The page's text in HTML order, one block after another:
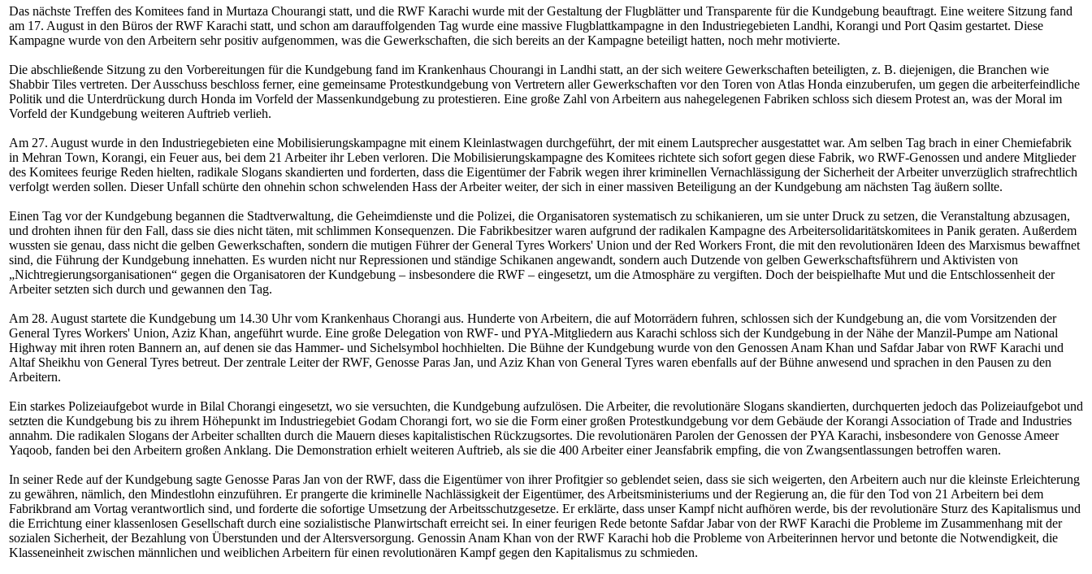
Das nächste Treffen des Komitees fand in Murtaza Chourangi statt, und die RWF Karachi wurde mit der Gestaltung der Flugblätter und Transparente für die Kundgebung beauftragt. Eine weitere Sitzung fand
am 17. August in den Büros der RWF Karachi statt, und schon am darauffolgenden Tag wurde eine massive Flugblattkampagne in den Industriegebieten Landhi, Korangi und Port Qasim gestartet. Diese
Kampagne wurde von den Arbeitern sehr positiv aufgenommen, was die Gewerkschaften, die sich bereits an der Kampagne beteiligt hatten, noch mehr motivierte.
Die abschließende Sitzung zu den Vorbereitungen für die Kundgebung fand im Krankenhaus Chourangi in Landhi statt, an der sich weitere Gewerkschaften beteiligten, z. B. diejenigen, die Branchen wie
Shabbir Tiles vertreten. Der Ausschuss beschloss ferner, eine gemeinsame Protestkundgebung von Vertretern aller Gewerkschaften vor den Toren von Atlas Honda einzuberufen, um gegen die arbeiterfeindliche
Politik und die Unterdrückung durch Honda im Vorfeld der Massenkundgebung zu protestieren. Eine große Zahl von Arbeitern aus nahegelegenen Fabriken schloss sich diesem Protest an, was der Moral im
Vorfeld der Kundgebung weiteren Auftrieb verlieh.
Am 27. August wurde in den Industriegebieten eine Mobilisierungskampagne mit einem Kleinlastwagen durchgeführt, der mit einem Lautsprecher ausgestattet war. Am selben Tag brach in einer Chemiefabrik
in Mehran Town, Korangi, ein Feuer aus, bei dem 21 Arbeiter ihr Leben verloren. Die Mobilisierungskampagne des Komitees richtete sich sofort gegen diese Fabrik, wo RWF-Genossen und andere Mitglieder
des Komitees feurige Reden hielten, radikale Slogans skandierten und forderten, dass die Eigentümer der Fabrik wegen ihrer kriminellen Vernachlässigung der Sicherheit der Arbeiter unverzüglich strafrechtlich
verfolgt werden sollen. Dieser Unfall schürte den ohnehin schon schwelenden Hass der Arbeiter weiter, der sich in einer massiven Beteiligung an der Kundgebung am nächsten Tag äußern sollte.
Einen Tag vor der Kundgebung begannen die Stadtverwaltung, die Geheimdienste und die Polizei, die Organisatoren systematisch zu schikanieren, um sie unter Druck zu setzen, die Veranstaltung abzusagen,
und drohten ihnen für den Fall, dass sie dies nicht täten, mit schlimmen Konsequenzen. Die Fabrikbesitzer waren aufgrund der radikalen Kampagne des Arbeitersolidaritätskomitees in Panik geraten. Außerdem
wussten sie genau, dass nicht die gelben Gewerkschaften, sondern die mutigen Führer der General Tyres Workers' Union und der Red Workers Front, die mit den revolutionären Ideen des Marxismus bewaffnet
sind, die Führung der Kundgebung innehatten. Es wurden nicht nur Repressionen und ständige Schikanen angewandt, sondern auch Dutzende von gelben Gewerkschaftsführern und Aktivisten von
„Nichtregierungsorganisationen“ gegen die Organisatoren der Kundgebung – insbesondere die RWF – eingesetzt, um die Atmosphäre zu vergiften. Doch der beispielhafte Mut und die Entschlossenheit der
Arbeiter setzten sich durch und gewannen den Tag.
Am 28. August startete die Kundgebung um 14.30 Uhr vom Krankenhaus Chorangi aus. Hunderte von Arbeitern, die auf Motorrädern fuhren, schlossen sich der Kundgebung an, die vom Vorsitzenden der
General Tyres Workers' Union, Aziz Khan, angeführt wurde. Eine große Delegation von RWF- und PYA-Mitgliedern aus Karachi schloss sich der Kundgebung in der Nähe der Manzil-Pumpe am National
Highway mit ihren roten Bannern an, auf denen sie das Hammer- und Sichelsymbol hochhielten. Die Bühne der Kundgebung wurde von den Genossen Anam Khan und Safdar Jabar von RWF Karachi und
Altaf Sheikhu von General Tyres betreut. Der zentrale Leiter der RWF, Genosse Paras Jan, und Aziz Khan von General Tyres waren ebenfalls auf der Bühne anwesend und sprachen in den Pausen zu den
Arbeitern.
Ein starkes Polizeiaufgebot wurde in Bilal Chorangi eingesetzt, wo sie versuchten, die Kundgebung aufzulösen. Die Arbeiter, die revolutionäre Slogans skandierten, durchquerten jedoch das Polizeiaufgebot und
setzten die Kundgebung bis zu ihrem Höhepunkt im Industriegebiet Godam Chorangi fort, wo sie die Form einer großen Protestkundgebung vor dem Gebäude der Korangi Association of Trade and Industries
annahm. Die radikalen Slogans der Arbeiter schallten durch die Mauern dieses kapitalistischen Rückzugsortes. Die revolutionären Parolen der Genossen der PYA Karachi, insbesondere von Genosse Ameer
Yaqoob, fanden bei den Arbeitern großen Anklang. Die Demonstration erhielt weiteren Auftrieb, als sie die 400 Arbeiter einer Jeansfabrik empfing, die von Zwangsentlassungen betroffen waren.
In seiner Rede auf der Kundgebung sagte Genosse Paras Jan von der RWF, dass die Eigentümer von ihrer Profitgier so geblendet seien, dass sie sich weigerten, den Arbeitern auch nur die kleinste Erleichterung
zu gewähren, nämlich, den Mindestlohn einzuführen. Er prangerte die kriminelle Nachlässigkeit der Eigentümer, des Arbeitsministeriums und der Regierung an, die für den Tod von 21 Arbeitern bei dem
Fabrikbrand am Vortag verantwortlich sind, und forderte die sofortige Umsetzung der Arbeitsschutzgesetze. Er erklärte, dass unser Kampf nicht aufhören werde, bis der revolutionäre Sturz des Kapitalismus und
die Errichtung einer klassenlosen Gesellschaft durch eine sozialistische Planwirtschaft erreicht sei. In einer feurigen Rede betonte Safdar Jabar von der RWF Karachi die Probleme im Zusammenhang mit der
sozialen Sicherheit, der Bezahlung von Überstunden und der Altersversorgung. Genossin Anam Khan von der RWF Karachi hob die Probleme von Arbeiterinnen hervor und betonte die Notwendigkeit, die
Klasseneinheit zwischen männlichen und weiblichen Arbeitern für einen revolutionären Kampf gegen den Kapitalismus zu schmieden.